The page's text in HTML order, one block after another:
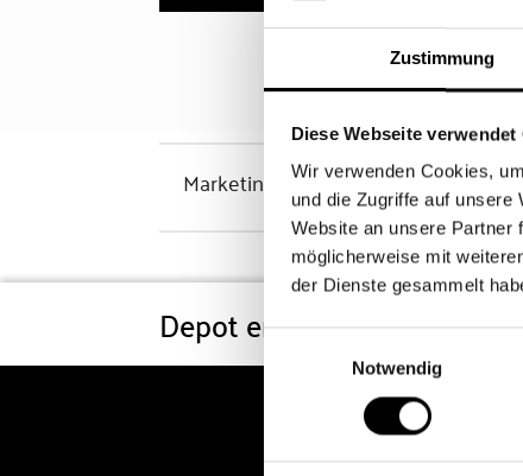
Zustimmung
Diese Webseite verwendet
Wir verwenden Cookies,
und die Zugriffe auf unsere
Website an unsere Partner
möglicherweise mit
der Dienste gesammelt
Einwilligungsauswahl
Notwendig
Marketinghinweis
Depot eröffnen